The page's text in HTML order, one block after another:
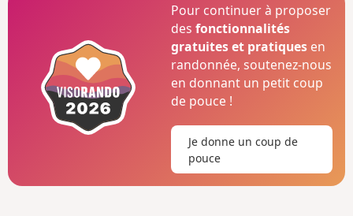
Pour continuer à proposer
desfonctionnalités
gratuites et pratiques en
randonnée, soutenez-nous
en donnant un petit coup
de pouce !
Je donne un coup de
pouce